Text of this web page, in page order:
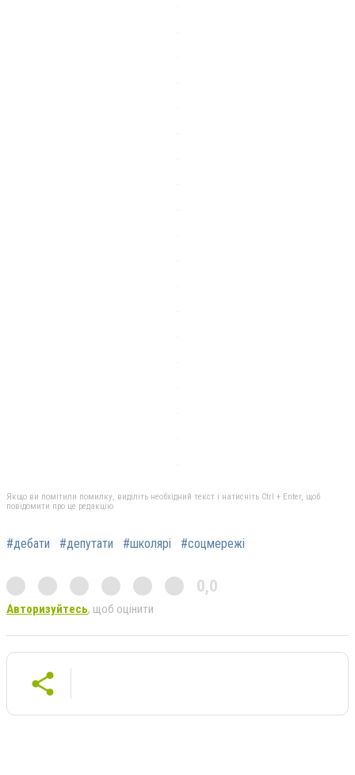
Якщо ви помітили помилку, виділіть необхідний текст і натисніть Ctrl + Enter, щоб
повідомити про це редакцію
#дебати #депутати #школярі #соцмережі
0,0
Авторизуйтесь, щоб оцінити